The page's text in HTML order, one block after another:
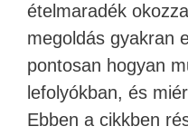
ételmaradék
megoldás gyakran
pontosan hogyan
lefolyókban, és
Ebben a cikkben